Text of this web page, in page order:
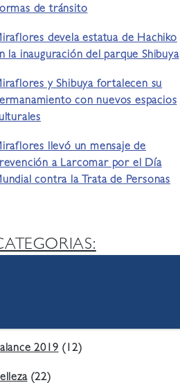
de tránsito
devela estatua de Hachiko
la inauguración del parque Shibuya
y Shibuya fortalecen su
con nuevos espacios
llevó un mensaje de
a Larcomar por el Día
contra la Trata de Personas
2019(12)
(22)